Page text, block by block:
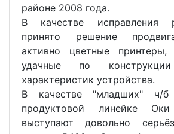
районе 2008 года.
В качестве исправления
принято решение
активно цветные принтеры,
удачные по
характеристик устройства.
В качестве "младших" ч/б
продуктовой линейке
выступают довольно